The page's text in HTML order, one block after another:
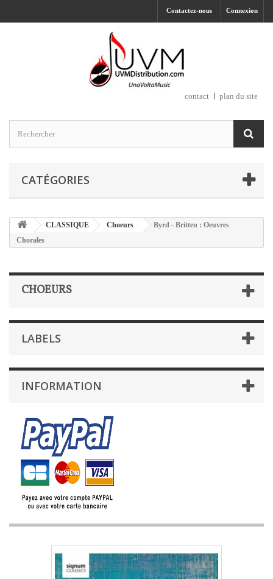
Connexion
Contactez-nous
contact plan du site
CATÉGORIES
CLASSIQUE Choeurs
Byrd - Britten : Oeuvres
Chorales
CHOEURS
LABELS
INFORMATION